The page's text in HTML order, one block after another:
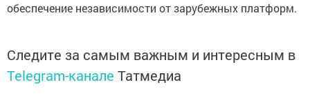
обеспечение независимости от зарубежных платформ.
Следите за самым важным и интересным в
Telegram-канале Татмедиа